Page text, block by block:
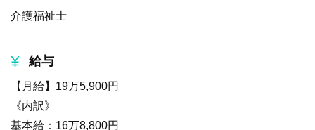
介護福祉士
給与
【月給】19万5,900円
《内訳》
基本給：16万8,800円